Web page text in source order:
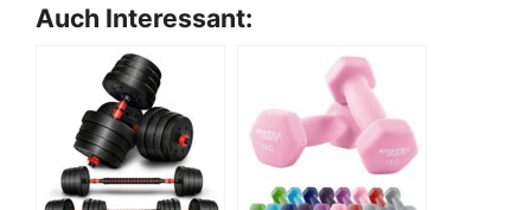
Auch Interessant: